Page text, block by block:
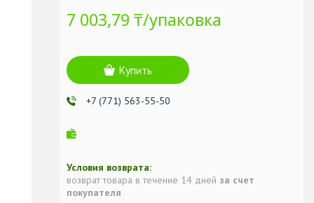
7 003,79 ₸/упаковка
Купить
+7 (771) 563-55-50
возврат товара в течение 14 дней за счет
покупателя